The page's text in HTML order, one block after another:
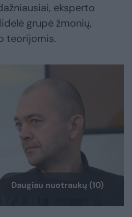
eksperto
grupė žmonių,
teorijomis.
Daugiau nuotraukų (10)